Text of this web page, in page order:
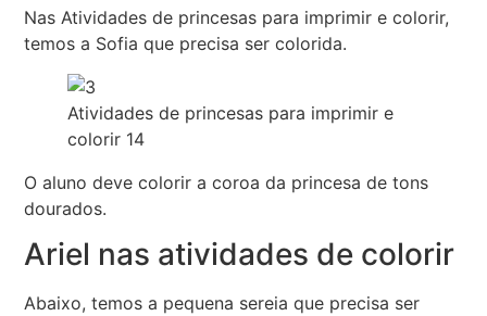
Nas Atividades de princesas para imprimir e colorir,
temos a Sofia que precisa ser colorida.
Atividades de princesas para imprimir e
colorir 14
O aluno deve colorir a coroa da princesa de tons
dourados.
Ariel nas atividades de colorir
Abaixo, temos a pequena sereia que precisa ser